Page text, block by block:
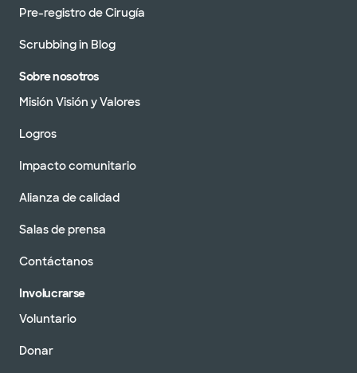
Pre-registro de Cirugía
Scrubbing in Blog
Sobre nosotros
Misión Visión y Valores
Logros
Impacto comunitario
Alianza de calidad
Salas de prensa
Contáctanos
Involucrarse
Voluntario
Donar